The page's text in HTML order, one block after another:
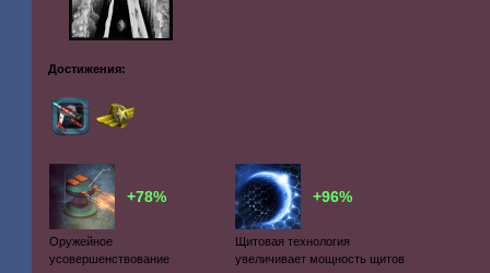
Достижения:
+78%
Оружейное
усовершенствование
+96%
Щитовая технология
увеличивает мощность щитов